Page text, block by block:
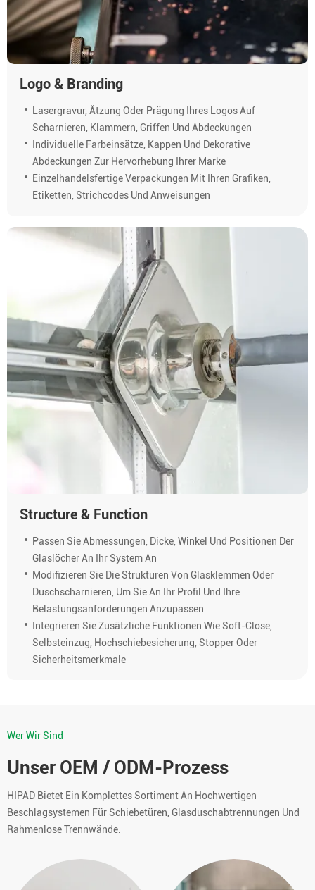
Logo & Branding
Lasergravur, Ätzung Oder Prägung Ihres Logos Auf
Scharnieren, Klammern, Griffen Und Abdeckungen
Individuelle Farbeinsätze, Kappen Und Dekorative
Abdeckungen Zur Hervorhebung Ihrer Marke
Einzelhandelsfertige Verpackungen Mit Ihren Grafiken,
Etiketten, Strichcodes Und Anweisungen
Structure & Function
Passen Sie Abmessungen, Dicke, Winkel Und Positionen Der
Glaslöcher An Ihr System An
Modifizieren Sie Die Strukturen Von Glasklemmen Oder
Duschscharnieren, Um Sie An Ihr Profil Und Ihre
Belastungsanforderungen Anzupassen
Integrieren Sie Zusätzliche Funktionen Wie Soft-Close,
Selbsteinzug, Hochschiebesicherung, Stopper Oder
Sicherheitsmerkmale
Wer Wir Sind
Unser OEM / ODM-Prozess
HIPAD Bietet Ein Komplettes Sortiment An Hochwertigen
Beschlagsystemen Für Schiebetüren, Glasduschabtrennungen Und
Rahmenlose Trennwände.